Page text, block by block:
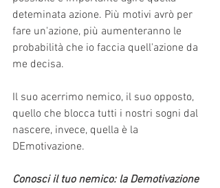
deteminata azione. Più motivi avrò per
fare un'azione, più aumenteranno le
probabilità che io faccia quell'azione da
me decisa.
Il suo acerrimo nemico, il suo opposto,
quello che blocca tutti i nostri sogni dal
nascere, invece, quella è la
DEmotivazione.
Conosci il tuo nemico: la Demotivazione